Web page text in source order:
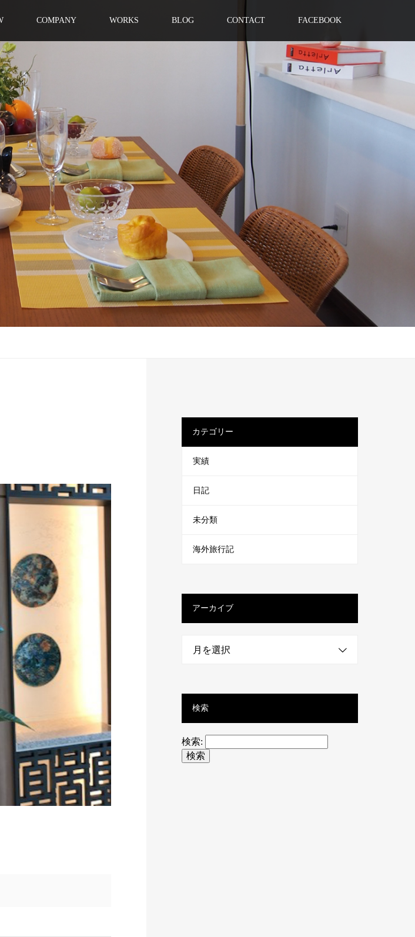
COMPANY WORKS BLOG CONTACT FACEBOOK
カテゴリー
実績
日記
未分類
海外旅行記
アーカイブ
月を選択
検索
検索: